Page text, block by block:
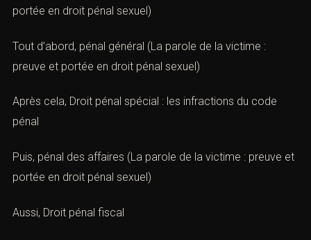
portée en droit pénal sexuel)
Tout d’abord, pénal général (La parole de la victime :
preuve et portée en droit pénal sexuel)
Après cela, Droit pénal spécial : les infractions du code
pénal
Puis, pénal des affaires (La parole de la victime : preuve et
portée en droit pénal sexuel)
Aussi, Droit pénal fiscal